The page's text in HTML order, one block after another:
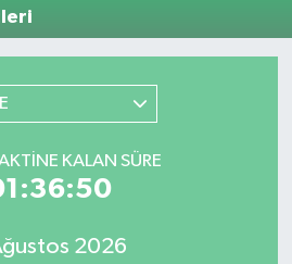
KALAN SÜRE
2026